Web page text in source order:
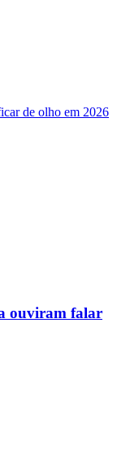
de olho em 2026
ouviram falar